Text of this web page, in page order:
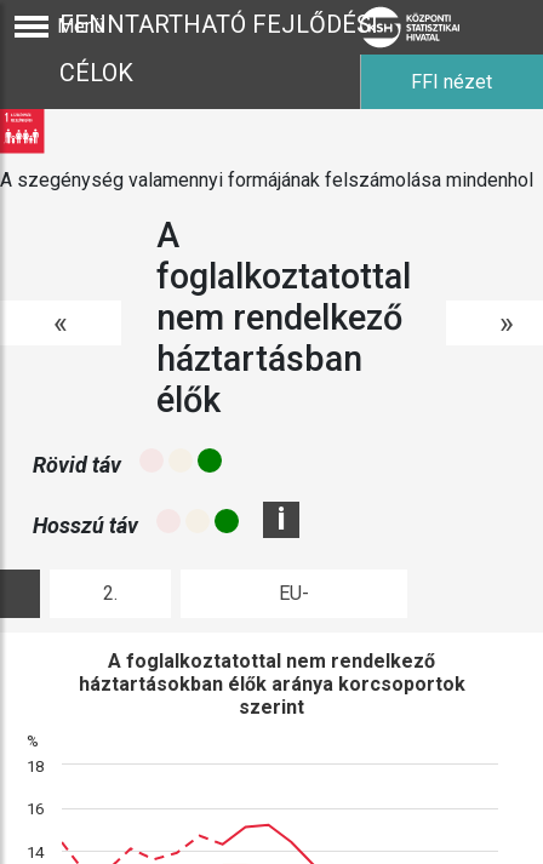
Menü
FENNTARTHATÓ FEJLŐDÉSI
CÉLOK
FFI nézet
A szegénység valamennyi formájának felszámolása mindenhol
«
A
foglalkoztatottal
nem rendelkező
háztartásban
élők
»
Rövid táv
Hosszú táv i
2. EU-
%
A foglalkoztatottal nem rendelkező
háztartásokban élők aránya korcsoportok
szerint
14
16
18